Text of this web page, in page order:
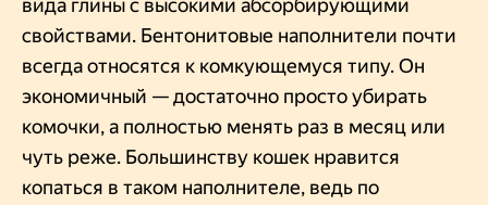
вида глины с высокими абсорбирующими
свойствами. Бентонитовые наполнители почти
всегда относятся к комкующемуся типу. Он
экономичный — достаточно просто убирать
комочки, а полностью менять раз в месяц или
чуть реже. Большинству кошек нравится
копаться в таком наполнителе, ведь по